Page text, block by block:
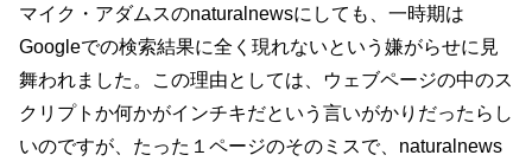
マイク・アダムスのnaturalnewsにしても、一時期は
Googleでの検索結果に全く現れないという嫌がらせに見
舞われました。この理由としては、ウェブページの中のス
クリプトか何かがインチキだという言いがかりだったらし
いのですが、たった１ページのそのミスで、naturalnews